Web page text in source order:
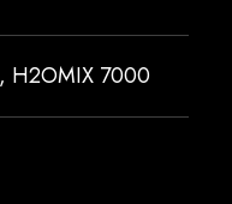
, H2OMIX 7000